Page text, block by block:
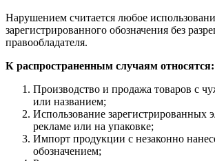
Нарушением считается любое
зарегистрированного обозначения без
правообладателя.
К распространенным случаям относятся:
Производство и продажа товаров с
или названием;
Использование зарегистрированных
рекламе или на упаковке;
Импорт продукции с незаконно
обозначением;